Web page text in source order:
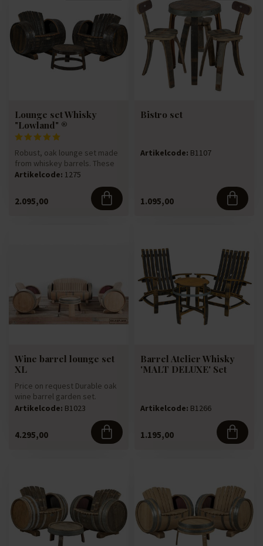
Lounge set Whisky
"Lowland" ®
Robust, oak lounge set made
from whiskey barrels. These
barrels have contained w...
Artikelcode: 1275
2.095,00
Bistro set
Artikelcode: B1107
1.095,00
Wine barrel lounge set
XL
Price on request Durable oak
wine barrel garden set.
Handcrafted with attention ...
Artikelcode: B1023
4.295,00
Barrel Atelier Whisky
'MALT DELUXE' Set
Artikelcode: B1266
1.195,00